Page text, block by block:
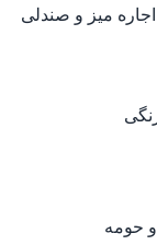
حومه